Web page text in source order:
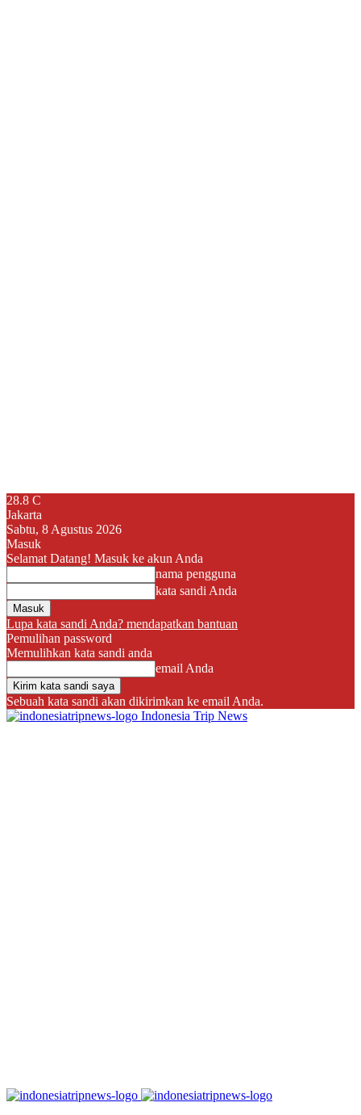
28.8 C
Jakarta
Sabtu, 8 Agustus 2026
Masuk
Selamat Datang! Masuk ke akun Anda
nama pengguna
kata sandi Anda
Lupa kata sandi Anda? mendapatkan bantuan
Pemulihan password
Memulihkan kata sandi anda
email Anda
Sebuah kata sandi akan dikirimkan ke email Anda.
Indonesia Trip News